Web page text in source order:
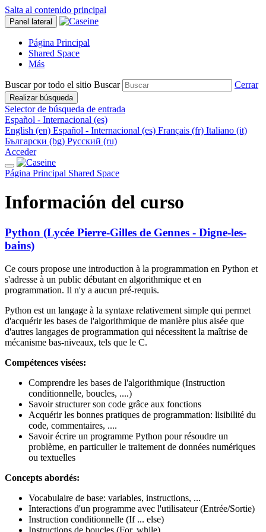
Salta al contenido principal
Panel lateral
Página Principal
Shared Space
Más
Buscar por todo el sitio Buscar Cerrar
Realizar búsqueda
Selector de búsqueda de entrada
Español - Internacional ‎(es)‎
English ‎(en)‎ Español - Internacional ‎(es)‎ Français ‎(fr)‎ Italiano ‎(it)‎
Български ‎(bg)‎ Русский ‎(ru)‎
Acceder
Página Principal Shared Space
Información del curso
Python (Lycée Pierre-Gilles de Gennes - Digne-les-
bains)
Ce cours propose une introduction à la programmation en Python et
s'adresse à un public débutant en algorithmique et en
programmation. Il n'y a aucun pré-requis.
Python est un langage à la syntaxe relativement simple qui permet
d'acquérir les bases de l'algorithmique de manière plus aisée que
d'autres langages de programmation qui nécessitent la maîtrise de
mécanisme bas-niveaux, tels que le C.
Compétences visées:
Comprendre les bases de l'algorithmique (Instruction
conditionnelle, boucles, ....)
Savoir structurer son code grâce aux fonctions
Acquérir les bonnes pratiques de programmation: lisibilité du
code, commentaires, ....
Savoir écrire un programme Python pour résoudre un
problème, en particulier le traitement de données numériques
ou textuelles
Concepts abordés:
Vocabulaire de base: variables, instructions, ...
Interactions d'un programme avec l'utilisateur (Entrée/Sortie)
Instruction conditionnelle (If ... else)
Instructions de boucles (For, while)